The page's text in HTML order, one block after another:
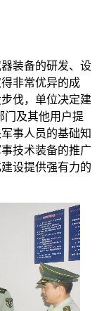
装备的研发、设
非常优异的成
伐，单位决定建
门及其他用户提
事人员的基础知
技术装备的推广
设提供强有力的